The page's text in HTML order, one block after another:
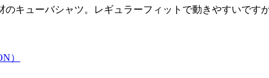
のキューバシャツ。レギュラーフィットで動きやすいで